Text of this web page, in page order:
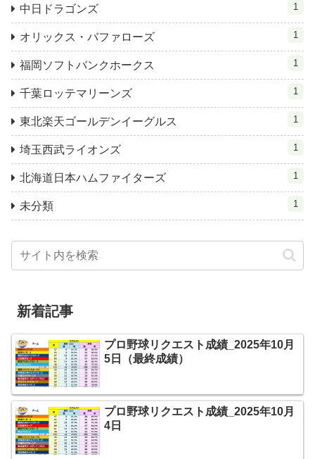
中日ドラゴンズ 1
オリックス・バファローズ 1
福岡ソフトバンクホークス 1
千葉ロッテマリーンズ 1
東北楽天ゴールデンイーグルス 1
埼玉西武ライオンズ 1
北海道日本ハムファイターズ 1
未分類 1
新着記事
プロ野球リクエスト成績_2025年10月
5日（最終成績）
プロ野球リクエスト成績_2025年10月
4日